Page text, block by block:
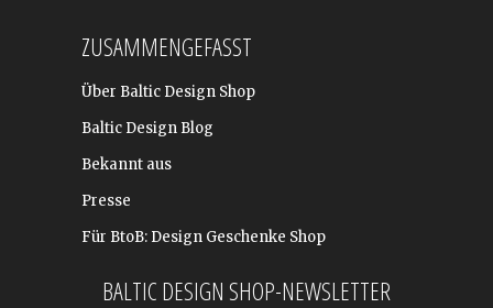
ZUSAMMENGEFASST
Über Baltic Design Shop
Baltic Design Blog
Bekannt aus
Presse
Für BtoB: Design Geschenke Shop
BALTIC DESIGN SHOP-NEWSLETTER